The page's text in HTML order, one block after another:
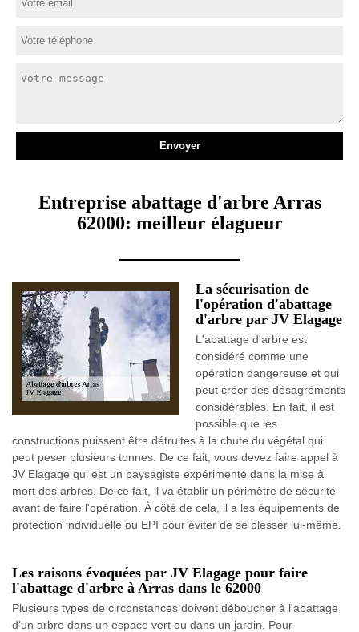
Entreprise abattage d'arbre Arras
62000: meilleur élagueur
La sécurisation de
l'opération d'abattage
d'arbre par JV Elagage
L'abattage d'arbre est
considéré comme une
opération dangereuse et qui
peut créer des désagréments
considérables. En fait, il est
possible que les
constructions puissent être détruites à la chute du végétal qui
peut peser plusieurs tonnes. De ce fait, vous devez faire appel à
JV Elagage qui est un paysagiste expérimenté dans la mise à
mort des arbres. De ce fait, il va établir un périmètre de sécurité
avant de faire l'opération. À côté de cela, il a les équipements de
protection individuelle ou EPI pour éviter de se blesser lui-même.
Les raisons évoquées par JV Elagage pour faire
l'abattage d'arbre à Arras dans le 62000
Plusieurs types de circonstances doivent déboucher à l'abattage
d'un arbre dans un espace vert ou dans un jardin. Pour